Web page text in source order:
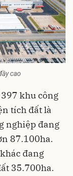
cao
khu công
tích đất là
nghiệp đang
87.100ha.
đang
35.700ha.